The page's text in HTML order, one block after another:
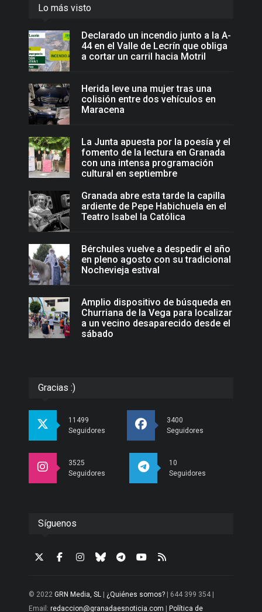
Lo más visto
Declarado un incendio junto a la A-
44 en el Valle de Lecrín que obliga
a cortar un carril hacia Motril
Herida leve una mujer tras una
colisión entre dos vehículos en
Maracena
La Junta apuesta por la poesía y el
fomento de la lectura en Granada
con una intensa programación
cultural en septiembre
Granada abre esta tarde la capilla
ardiente de Pepe Habichuela en el
Teatro Isabel la Católica
Bérchules vuelve a despedir el año
en pleno agosto con su tradicional
Nochevieja estival
Amplio dispositivo de búsqueda en
Churriana de la Vega para localizar
a un vecino desaparecido desde el
sábado
Gracias :)
11499
Seguidores
3400
Seguidores
3525
Seguidores
10
Seguidores
Síguenos
© 2022 GRN Media, SL ¿Quiénes somos? | 644 399 354 |
Email: redaccion@granadaesnoticia.com Política de